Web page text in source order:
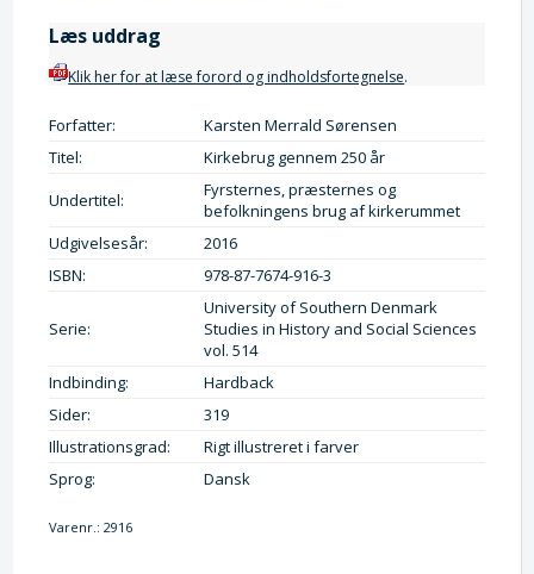
Læs uddrag
Klik her for at læse forord og indholdsfortegnelse.
Forfatter:
Karsten Merrald Sørensen
Titel:
Kirkebrug gennem 250 år
Undertitel:
Fyrsternes, præsternes og
befolkningens brug af kirkerummet
Udgivelsesår:
2016
ISBN:
978-87-7674-916-3
Serie:
University of Southern Denmark
Studies in History and Social Sciences
vol. 514
Indbinding:
Hardback
Sider:
319
Illustrationsgrad:
Rigt illustreret i farver
Sprog:
Dansk
Varenr.:2916